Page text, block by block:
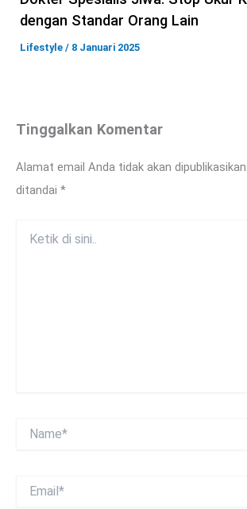
dengan Standar Orang Lain
Lifestyle / 8 Januari 2025
Tinggalkan Komentar
Alamat email Anda tidak akan dipublikasikan.
ditandai *